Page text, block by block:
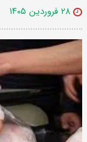
۲۸ فروردین ۱۴۰۵